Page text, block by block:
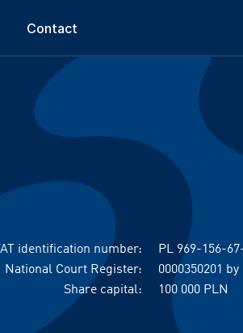
Contact
identification number:
PL 969-156-
National Court Register:
0000350201
Share capital:
100 000 PLN